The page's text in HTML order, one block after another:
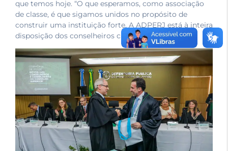
que temos hoje. “O que esperamos, como associação
de classe, é que sigamos unidos no propósito de
construir uma instituição forte. A ADPERJ está à inteira
disposição dos conselheiros classistas”, afirmou.